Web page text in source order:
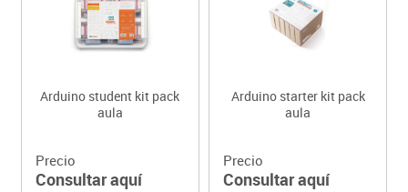
Arduino student kit pack
aula
Precio
Consultar aquí
Arduino starter kit pack
aula
Precio
Consultar aquí